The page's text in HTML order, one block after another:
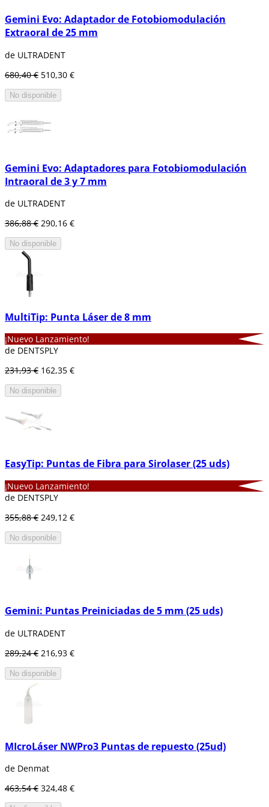
Gemini Evo: Adaptador de Fotobiomodulación
Extraoral de 25 mm
de ULTRADENT
680,40 € 510,30 €
No disponible
Gemini Evo: Adaptadores para Fotobiomodulación
Intraoral de 3 y 7 mm
de ULTRADENT
386,88 € 290,16 €
No disponible
MultiTip: Punta Láser de 8 mm
¡Nuevo Lanzamiento!
de DENTSPLY
231,93 € 162,35 €
No disponible
EasyTip: Puntas de Fibra para Sirolaser (25 uds)
¡Nuevo Lanzamiento!
de DENTSPLY
355,88 € 249,12 €
No disponible
Gemini: Puntas Preiniciadas de 5 mm (25 uds)
de ULTRADENT
289,24 € 216,93 €
No disponible
MIcroLáser NWPro3 Puntas de repuesto (25ud)
de Denmat
463,54 € 324,48 €